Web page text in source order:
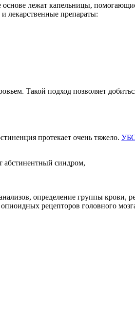
лежат капельницы,
лекарственные препараты:
Такой подход позволяет
протекает очень тяжело.
абстинентный синдром,
определение группы крови,
рецепторов головного